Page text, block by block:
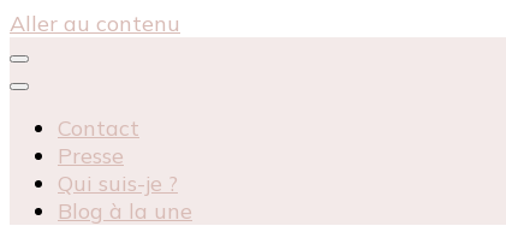
Aller au contenu
Contact
Presse
Qui suis-je ?
Blog à la une